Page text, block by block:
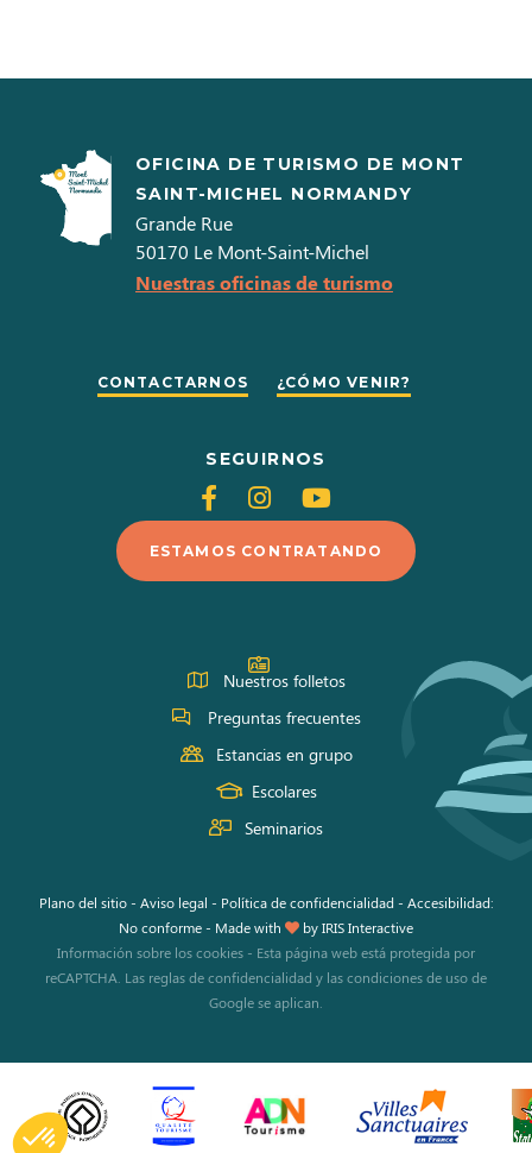
OFICINA DE TURISMO DE MONT
SAINT-MICHEL NORMANDY
Grande Rue
50170 Le Mont-Saint-Michel
Nuestras oficinas de turismo
CONTACTARNOS ¿CÓMO VENIR?
SEGUIRNOS
Siganos
en
Facebook
Siganos
en
Instagram
Siganos
en
Youtube
ESTAMOS CONTRATANDO
Nuestros folletos
Preguntas frecuentes
Estancias en grupo
Escolares
Seminarios
Plano del sitio- Aviso legal - Política de confidencialidad - Accesibilidad:
No conforme- Made with byIRIS Interactive
Información sobre los cookies - Esta página web está protegida por
reCAPTCHA. Las reglas de confidencialidad y lascondiciones de usode
Google se aplican.